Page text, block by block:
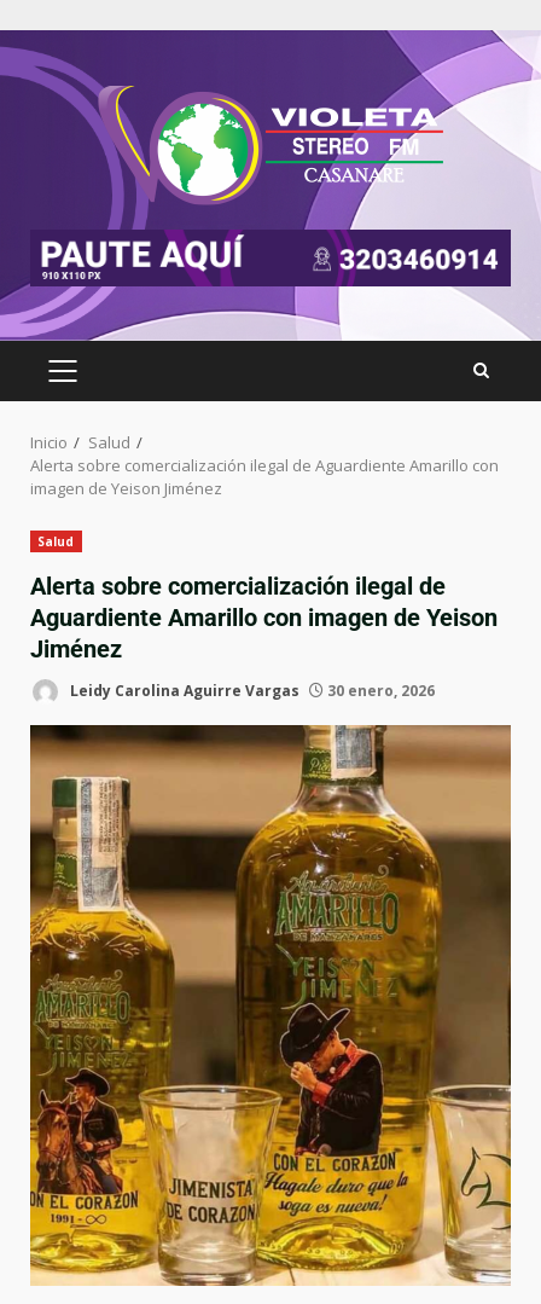
Inicio
Salud
Alerta sobre comercialización ilegal de Aguardiente Amarillo con
imagen de Yeison Jiménez
Salud
Alerta sobre comercialización ilegal de
Aguardiente Amarillo con imagen de Yeison
Jiménez
Leidy Carolina Aguirre Vargas 30 enero, 2026